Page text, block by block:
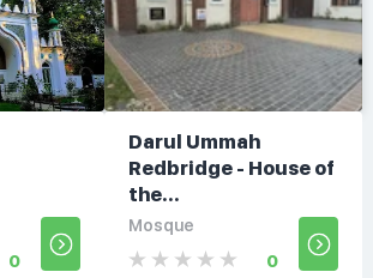
0
Darul Ummah
Redbridge - House of
the...
Mosque
0